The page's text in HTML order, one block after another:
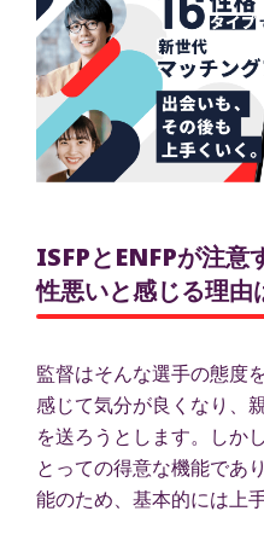
ISFPとENFPが注意
性悪いと感じる理由
監督はそんな選手の態度
感じて気分が良くなり、
を送ろうとします。しか
とっての得意な機能であ
能のため、基本的には上